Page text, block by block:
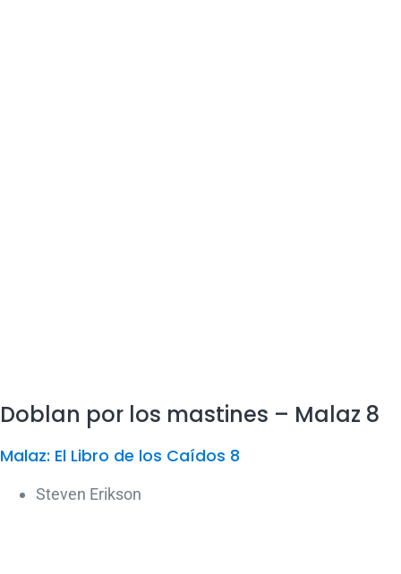
Doblan por los mastines – Malaz 8
Malaz: El Libro de los Caídos 8
Steven Erikson